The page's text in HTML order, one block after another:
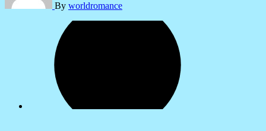
By worldromance